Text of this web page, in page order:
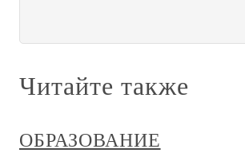
Читайте также
ОБРАЗОВАНИЕ